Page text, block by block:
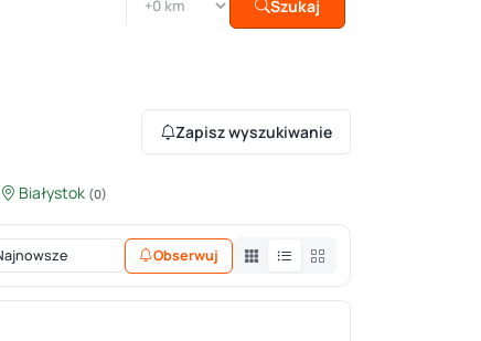
Szukaj
Zapisz wyszukiwanie
Białystok (0)
Obserwuj